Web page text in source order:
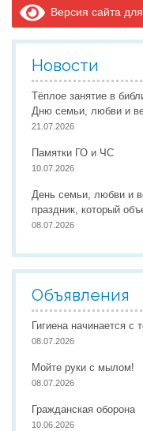
Версия сайта
Новости
Тёплое занятие в
Дню семьи, любви и
21.07.2026
Памятки ГО и ЧС
10.07.2026
День семьи, любви и
праздник, который
08.07.2026
Объявления
Гигиена начинается с
08.07.2026
Мойте руки с мылом!
08.07.2026
Гражданская оборона
10.06.2026